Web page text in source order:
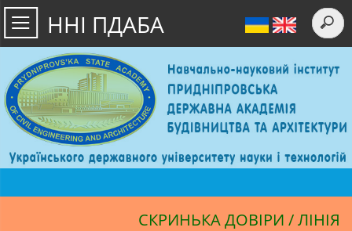
ННІ ПДАБА
СКРИНЬКА ДОВІРИ / ЛІНІЯ